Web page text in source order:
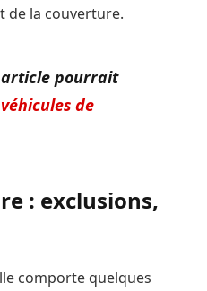
de la couverture.
article pourrait
de
: exclusions,
comporte quelques